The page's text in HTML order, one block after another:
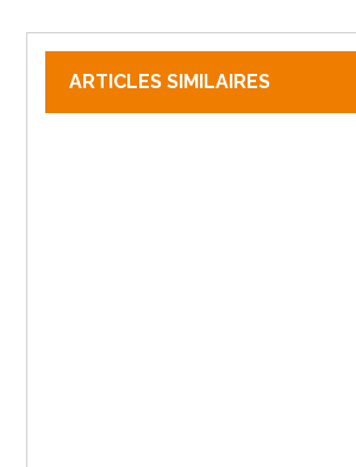
ARTICLES SIMILAIRES